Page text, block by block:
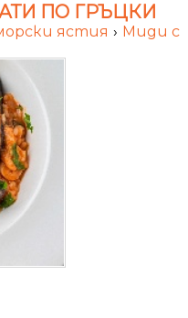
ПО ГРЪЦКИ
ястия › Миди с